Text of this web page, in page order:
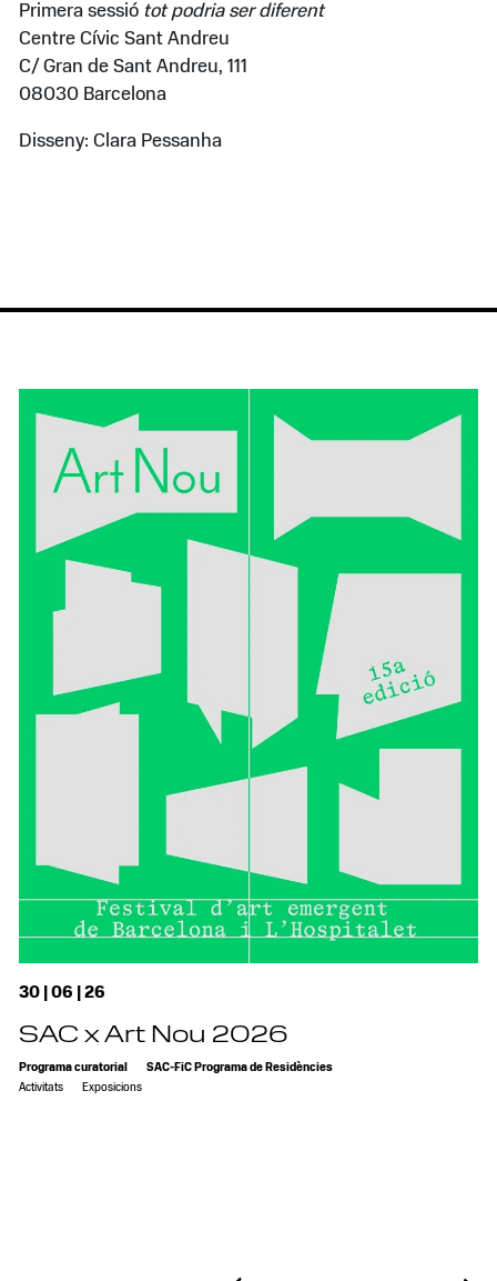
Primera sessió tot podria ser diferent
Centre Cívic Sant Andreu
C/ Gran de Sant Andreu, 111
08030 Barcelona
Disseny: Clara Pessanha
30 | 06 | 26
SAC x Art Nou 2026
Programa curatorial
SAC-FiC Programa de Residències
Activitats
Exposicions